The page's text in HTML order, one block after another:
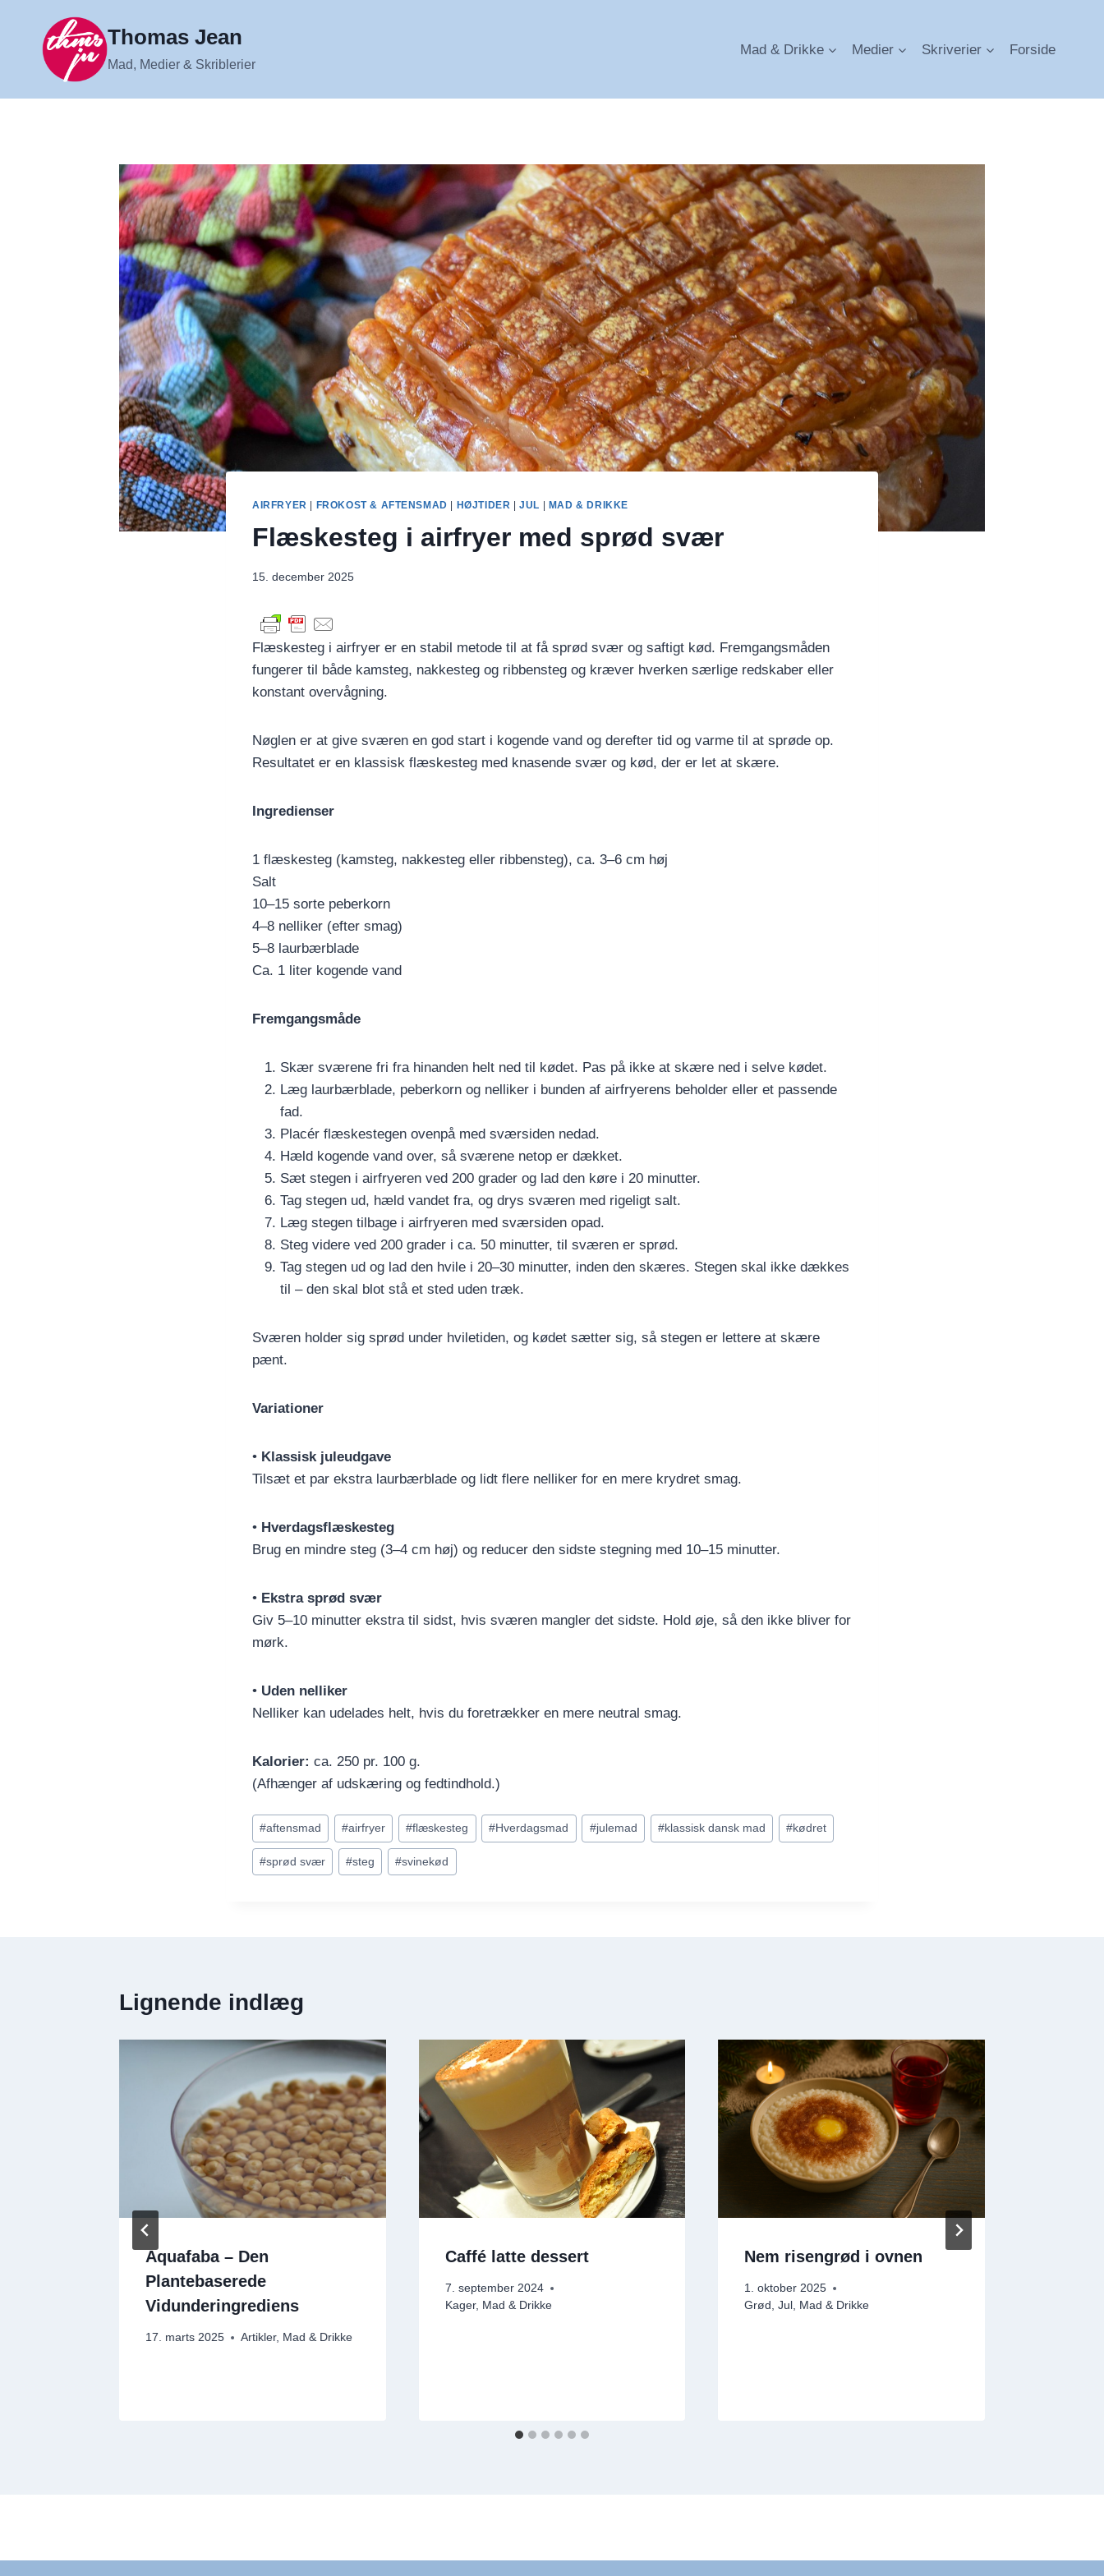
indhold
Thomas Jean
Mad, Medier & Skriblerier
Mad & Drikke Medier Skriverier Forside
AIRFRYER | FROKOST & AFTENSMAD | HØJTIDER |JUL | MAD & DRIKKE
Flæskesteg i airfryer med sprød svær
15. december 2025
Flæskesteg i airfryer er en stabil metode til at få sprød svær og saftigt kød. Fremgangsmåden
fungerer til både kamsteg, nakkesteg og ribbensteg og kræver hverken særlige redskaber eller
konstant overvågning.
Nøglen er at give sværen en god start i kogende vand og derefter tid og varme til at sprøde op.
Resultatet er en klassisk flæskesteg med knasende svær og kød, der er let at skære.
Ingredienser
1 flæskesteg (kamsteg, nakkesteg eller ribbensteg), ca. 3–6 cm høj
Salt
10–15 sorte peberkorn
4–8 nelliker (efter smag)
5–8 laurbærblade
Ca. 1 liter kogende vand
Fremgangsmåde
Skær sværene fri fra hinanden helt ned til kødet. Pas på ikke at skære ned i selve kødet.
Læg laurbærblade, peberkorn og nelliker i bunden af airfryerens beholder eller et passende
fad.
Placér flæskestegen ovenpå med sværsiden nedad.
Hæld kogende vand over, så sværene netop er dækket.
Sæt stegen i airfryeren ved 200 grader og lad den køre i 20 minutter.
Tag stegen ud, hæld vandet fra, og drys sværen med rigeligt salt.
Læg stegen tilbage i airfryeren med sværsiden opad.
Steg videre ved 200 grader i ca. 50 minutter, til sværen er sprød.
Tag stegen ud og lad den hvile i 20–30 minutter, inden den skæres. Stegen skal ikke dækkes
til – den skal blot stå et sted uden træk.
Sværen holder sig sprød under hviletiden, og kødet sætter sig, så stegen er lettere at skære
pænt.
Variationer
• Klassisk juleudgave
Tilsæt et par ekstra laurbærblade og lidt flere nelliker for en mere krydret smag.
• Hverdagsflæskesteg
Brug en mindre steg (3–4 cm høj) og reducer den sidste stegning med 10–15 minutter.
• Ekstra sprød svær
Giv 5–10 minutter ekstra til sidst, hvis sværen mangler det sidste. Hold øje, så den ikke bliver for
mørk.
• Uden nelliker
Nelliker kan udelades helt, hvis du foretrækker en mere neutral smag.
Kalorier: ca. 250 pr. 100 g.
(Afhænger af udskæring og fedtindhold.)
Indlæg-
tags:
#aftensmad #airfryer #flæskesteg #Hverdagsmad #julemad #klassisk dansk mad #kødret
#sprød svær #steg #svinekød
Lignende indlæg
Aquafaba – Den
Plantebaserede
Vidunderingrediens
17. marts 2025 Artikler, Mad & Drikke
Caffé latte dessert
7. september 2024
Kager, Mad & Drikke
Nem risengrød i ovnen
1. oktober 2025
Grød ,Jul , Mad & Drikke